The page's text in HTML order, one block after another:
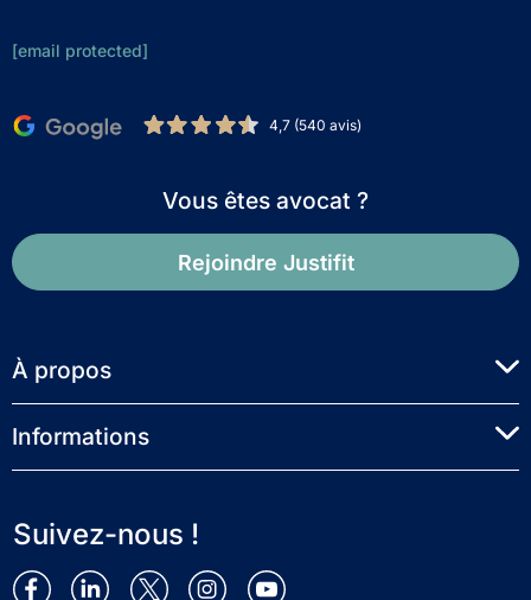
[email protected]
4,7 (540 avis)
Vous êtes avocat ?
Rejoindre Justifit
À propos
Informations
Suivez-nous !